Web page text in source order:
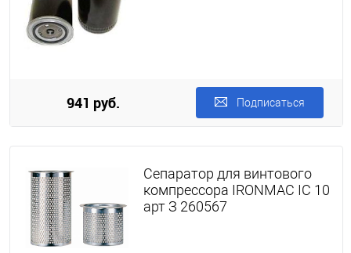
941 руб. Подписаться
Сепаратор для винтового
компрессора IRONMAC IC 10
арт З 260567